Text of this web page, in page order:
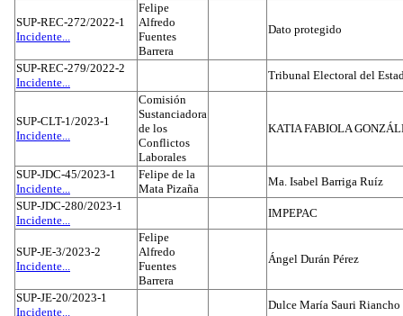
SUP-REC-272/2022-1
Incidente...
Felipe
Alfredo
Fuentes
Barrera
Dato protegido
SUP-REC-279/2022-2
Incidente...
Tribunal Electoral del
SUP-CLT-1/2023-1
Incidente...
Comisión
Sustanciadora
de los
Conflictos
Laborales
KATIA FABIOLA
SUP-JDC-45/2023-1
Incidente...
Felipe de la
Mata Pizaña
Ma. Isabel Barriga Ruíz
SUP-JDC-280/2023-1
Incidente...
IMPEPAC
SUP-JE-3/2023-2
Incidente...
Felipe
Alfredo
Fuentes
Barrera
Ángel Durán Pérez
SUP-JE-20/2023-1
Incidente...
Dulce María Sauri